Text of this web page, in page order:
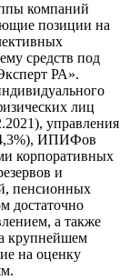
компаний
позиции на
средств под
РА».
лиц
управления
ИПИФов
корпоративных
и
пенсионных
достаточно
а также
крупнейшем
на оценку